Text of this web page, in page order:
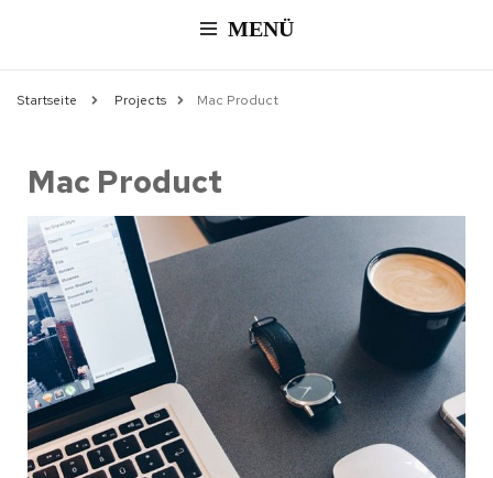
MENÜ
Startseite Projects Mac Product
Mac Product